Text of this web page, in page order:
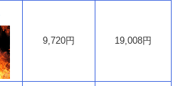
9,720円 19,008円